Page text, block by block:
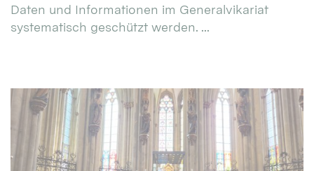
Daten und Informationen im Generalvikariat
systematisch geschützt werden. ...